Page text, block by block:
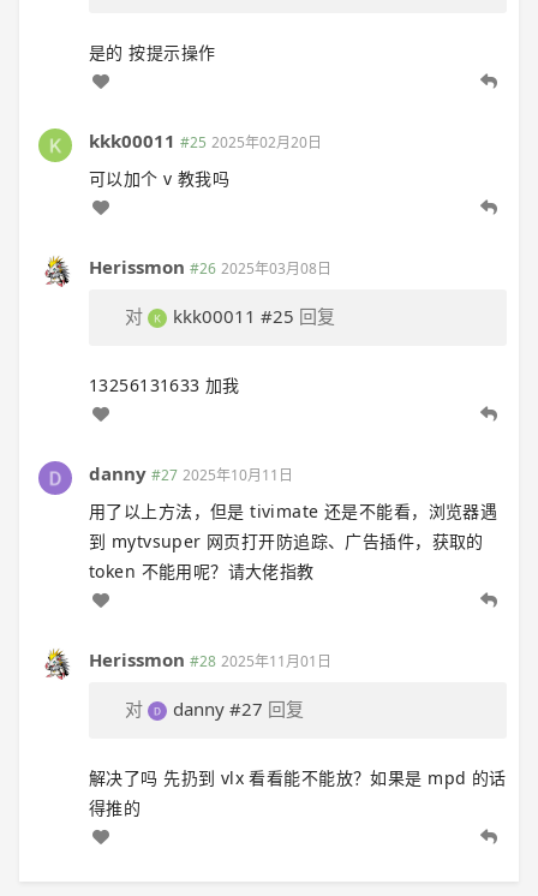
是的 按提示操作
kkk00011 #25 2025年02月20日
可以加个 v 教我吗
Herissmon #26 2025年03月08日
对 kkk00011 #25 回复
13256131633 加我
danny #27 2025年10月11日
用了以上方法，但是 tivimate 还是不能看，浏览器遇
到 mytvsuper 网页打开防追踪、广告插件，获取的
token 不能用呢？请大佬指教
Herissmon #28 2025年11月01日
对 danny #27 回复
解决了吗 先扔到 vlx 看看能不能放？如果是 mpd 的话
得推的